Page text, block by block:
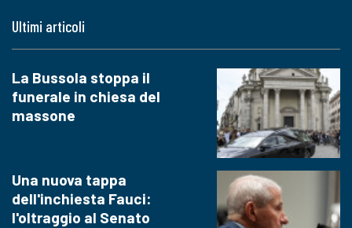
Ultimi articoli
La Bussola stoppa il
funerale in chiesa del
massone
Una nuova tappa
dell'inchiesta Fauci:
l'oltraggio al Senato